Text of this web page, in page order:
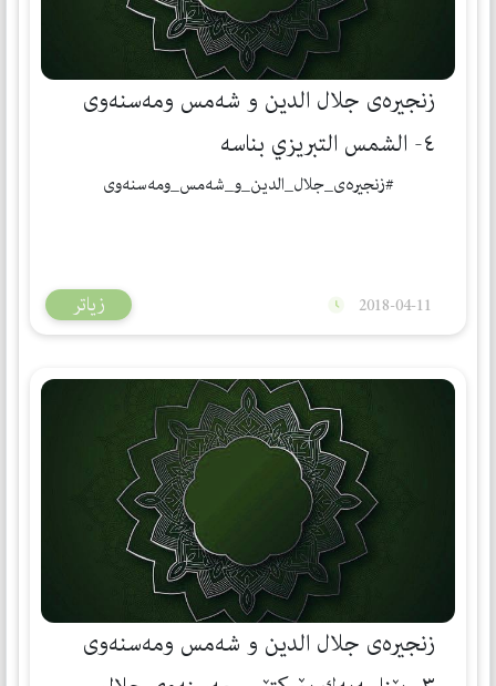
زنجيره‌ى جلال الدين و شه‌مس ومه‌سنه‌وى
٤- الشمس التبریزي بناسە
#زنجيره‌ى_جلال_الدين_و_شه‌مس_ومه‌سنه‌وى
زیاتر 2018-04-11
زنجيره‌ى جلال الدين و شه‌مس ومه‌سنه‌وى